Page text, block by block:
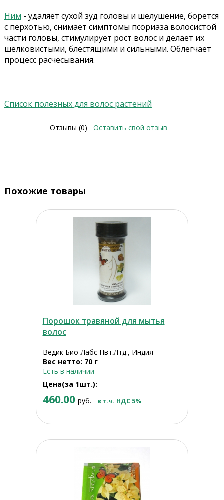
Ним - удаляет сухой зуд головы и шелушение, борется
с перхотью, снимает симптомы псориаза волосистой
части головы, стимулирует рост волос и делает их
шелковистыми, блестящими и сильными. Облегчает
процесс расчесывания.
Список полезных для волос растений
Отзывы (0) Оставить свой отзыв
Похожие товары
Порошок травяной для мытья
волос
Ведик Био-Лабс Пвт.Лтд., Индия
Вес нетто: 70 г
Есть в наличии
Цена(за 1шт.):
460.00 руб. в т.ч. НДС 5%